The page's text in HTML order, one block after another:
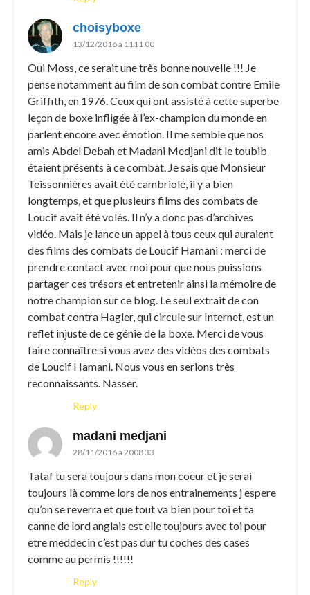
choisyboxe
13/12/2016 à 1111 00
Oui Moss, ce serait une très bonne nouvelle !!! Je
pense notamment au film de son combat contre Emile
Griffith, en 1976. Ceux qui ont assisté à cette superbe
leçon de boxe infligée à l’ex-champion du monde en
parlent encore avec émotion. Il me semble que nos
amis Abdel Debah et Madani Medjani dit le toubib
étaient présents à ce combat. Je sais que Monsieur
Teissonnières avait été cambriolé, il y a bien
longtemps, et que plusieurs films des combats de
Loucif avait été volés. Il n’y a donc pas d’archives
vidéo. Mais je lance un appel à tous ceux qui auraient
des films des combats de Loucif Hamani : merci de
prendre contact avec moi pour que nous puissions
partager ces trésors et entretenir ainsi la mémoire de
notre champion sur ce blog. Le seul extrait de con
combat contra Hagler, qui circule sur Internet, est un
reflet injuste de ce génie de la boxe. Merci de vous
faire connaître si vous avez des vidéos des combats
de Loucif Hamani. Nous vous en serions très
reconnaissants. Nasser.
Reply
madani medjani
28/11/2016 à 2008 33
Tataf tu sera toujours dans mon coeur et je serai
toujours là comme lors de nos entrainements j espere
qu’on se reverra et que tout va bien pour toi et ta
canne de lord anglais est elle toujours avec toi pour
etre meddecin c’est pas dur tu coches des cases
comme au permis !!!!!!
Reply